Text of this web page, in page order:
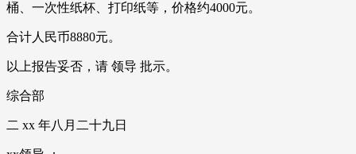
桶、一次性纸杯、打印纸等，价格约4000元。
合计人民币8880元。
以上报告妥否，请 领导 批示。
综合部
二 xx 年八月二十九日